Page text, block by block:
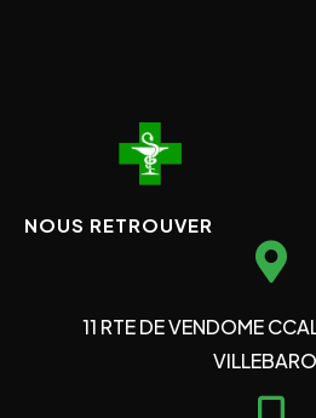
NOUS RETROUVER
11 RTE DE VENDOME